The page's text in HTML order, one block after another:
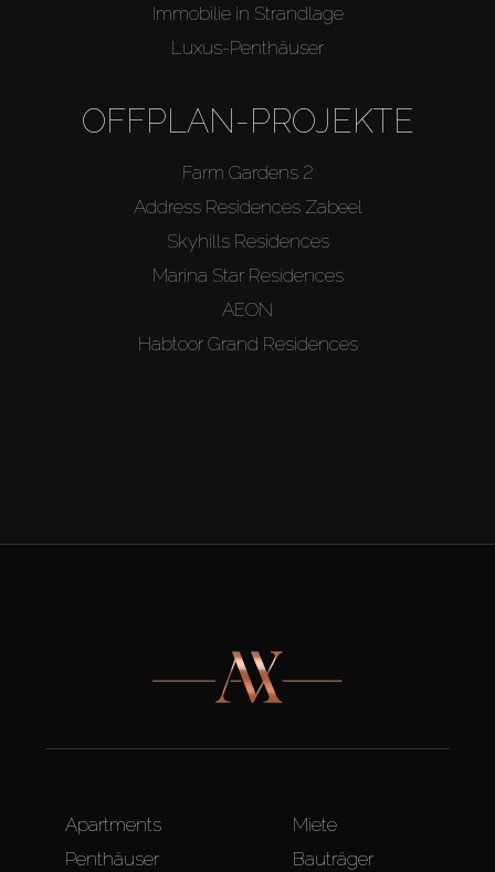
Immobilie in Strandlage
Luxus-Penthäuser
OFFPLAN-PROJEKTE
Farm Gardens 2
Address Residences Zabeel
Skyhills Residences
Marina Star Residences
AEON
Habtoor Grand Residences
Apartments
Penthäuser
Miete
Bauträger